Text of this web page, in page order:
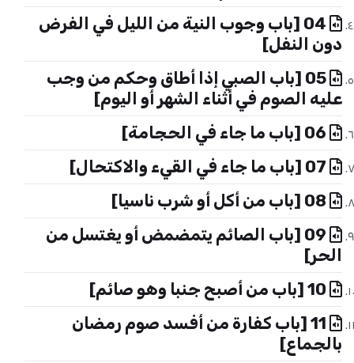
04 [باب وجوب النية من الليل في الفرض
دون النفل]
05 [باب الصبي إذا أطاق وحكم من وجب
عليه الصوم في أثناء الشهر أو اليوم]
09 [باب الصائم يتمضمض أو يغتسل من
الحر]
11 [باب كفارة من أفسد صوم رمضان
بالجماع]